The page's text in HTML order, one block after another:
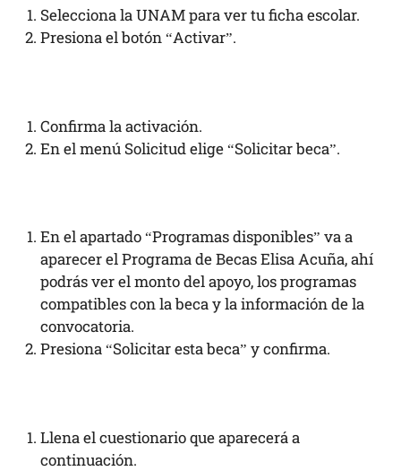
Selecciona la UNAM para ver tu ficha escolar.
Presiona el botón “Activar”.
Confirma la activación.
En el menú Solicitud elige “Solicitar beca”.
En el apartado “Programas disponibles” va a
aparecer el Programa de Becas Elisa Acuña, ahí
podrás ver el monto del apoyo, los programas
compatibles con la beca y la información de la
convocatoria.
Presiona “Solicitar esta beca” y confirma.
Llena el cuestionario que aparecerá a
continuación.